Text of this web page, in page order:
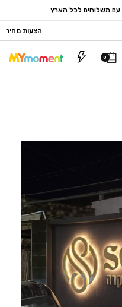
עם משלוחים לכל הארץ
הצעות מחיר
0